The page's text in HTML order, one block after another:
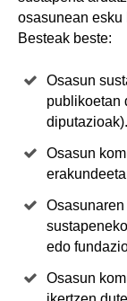
osasunean esku
Besteak beste:
Osasun
publikoetan
diputazioak).
Osasun
edo
Osasun